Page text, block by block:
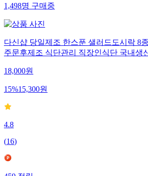
1,498명구매중
다신샵 당일제조 한스푼 샐러드도시락 8
주문후제조 식단관리 직장인식단 국내생
18,000원
15%15,300원
4.8
(16)